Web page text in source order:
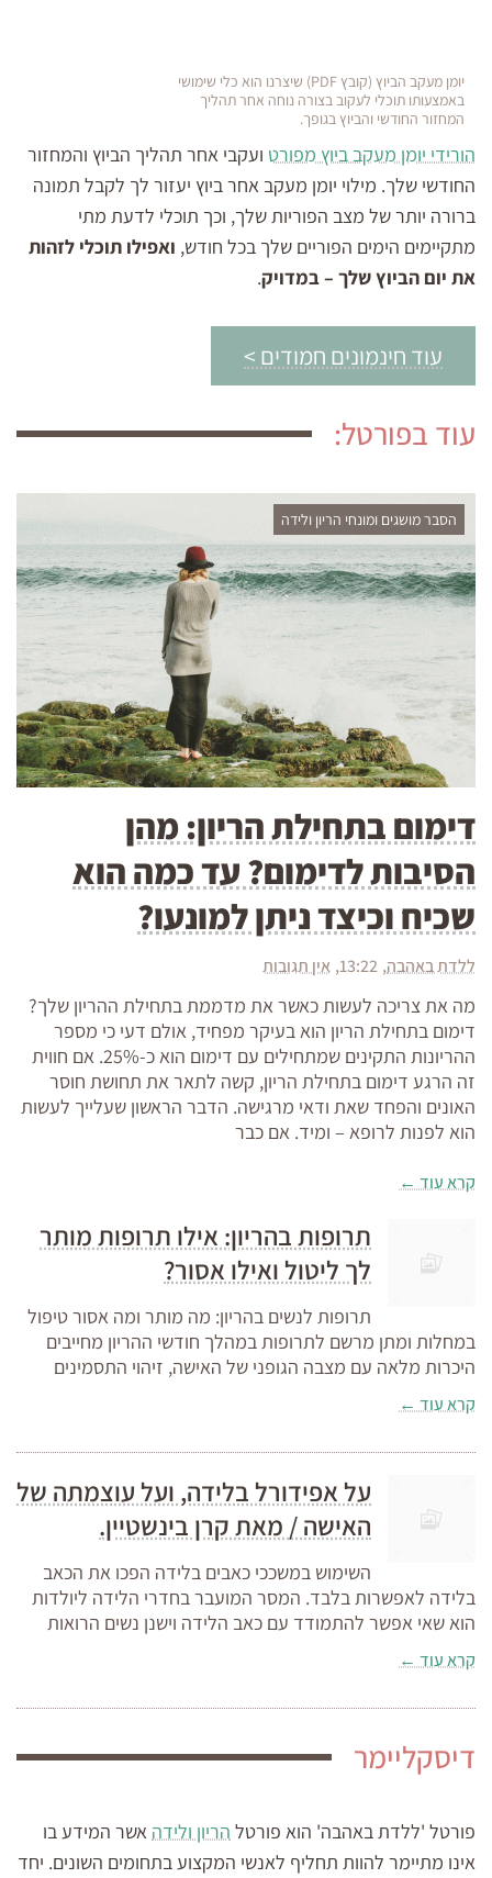
יומן מעקב הביוץ (קובץ PDF) שיצרנו הוא כלי שימושי
באמצעותו תוכלי לעקוב בצורה נוחה אחר תהליך
המחזור החודשי והביוץ בגופך.
הורידי יומן מעקב ביוץ מפורט ועקבי אחר תהליך הביוץ והמחזור
החודשי שלך. מילוי יומן מעקב אחר ביוץ יעזור לך לקבל תמונה
ברורה יותר של מצב הפוריות שלך, וכך תוכלי לדעת מתי
מתקיימים הימים הפוריים שלך בכל חודש, ואפילו תוכלי לזהות
את יום הביוץ שלך – במדויק.
עוד חינמונים חמודים >
עוד בפורטל:
הסבר מושגים ומונחי הריון ולידה
דימום בתחילת הריון: מהן
הסיבות לדימום? עד כמה הוא
שכיח וכיצד ניתן למונעו?
ללדת באהבה 13:22 אין תגובות
מה את צריכה לעשות כאשר את מדממת בתחילת ההריון שלך?
דימום בתחילת הריון הוא בעיקר מפחיד, אולם דעי כי מספר
ההריונות התקינים שמתחילים עם דימום הוא כ-25%. אם חווית
זה הרגע דימום בתחילת הריון, קשה לתאר את תחושת חוסר
האונים והפחד שאת ודאי מרגישה. הדבר הראשון שעלייך לעשות
הוא לפנות לרופא – ומיד. אם כבר
קרא עוד ←
תרופות בהריון: אילו תרופות מותר
לך ליטול ואילו אסור?
תרופות לנשים בהריון: מה מותר ומה אסור טיפול
במחלות ומתן מרשם לתרופות במהלך חודשי ההריון מחייבים
היכרות מלאה עם מצבה הגופני של האישה, זיהוי התסמינים
קרא עוד ←
על אפידורל בלידה, ועל עוצמתה של
האישה / מאת קרן בינשטיין.
השימוש במשככי כאבים בלידה הפכו את הכאב
בלידה לאפשרות בלבד. המסר המועבר בחדרי הלידה ליולדות
הוא שאי אפשר להתמודד עם כאב הלידה וישנן נשים הרואות
קרא עוד ←
דיסקליימר
פורטל 'ללדת באהבה' הוא פורטל הריון ולידה אשר המידע בו
אינו מתיימר להוות תחליף לאנשי המקצוע בתחומים השונים. יחד